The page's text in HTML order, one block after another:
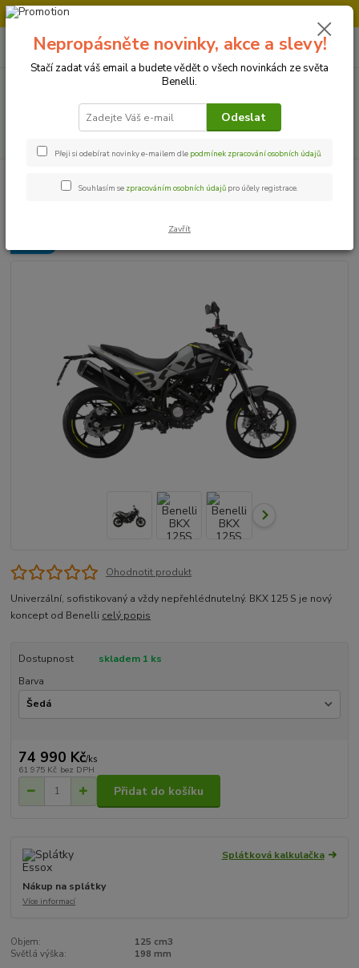
+420 728 500 481
Po-Pá 8:00 - 17:00
0
za0 Kč
Ohodnotit produkt
Univerzální, sofistikovaný a vždy nepřehlédnutelný. BKX 125 S je nový
koncept od Benelli celý popis
Dostupnost
skladem 1 ks
Barva
74 990 Kč/ks
61 975 Kč bez DPH
Přidat do košíku
Splátková kalkulačka
Nákup na splátky
Více informací
Objem:
125 cm3
Světlá výška:
198 mm
Nepropásněte novinky, akce a slevy!
Stačí zadat váš email a budete vědět o všech novinkách ze světa
Benelli.
Odeslat
Přeji si odebírat novinky e-mailem dle podmínek zpracování osobních údajů.
Souhlasím se zpracováním osobních údajů pro účely registrace.
Zavřít